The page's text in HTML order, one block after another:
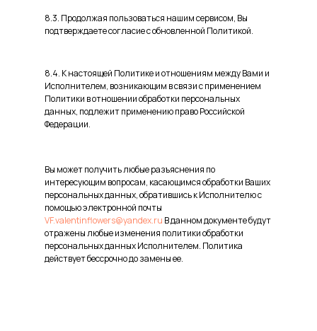
8.3. Продолжая пользоваться нашим сервисом, Вы
подтверждаете согласие с обновленной Политикой.
8.4. К настоящей Политике и отношениям между Вами и
Исполнителем, возникающим в связи с применением
Политики в отношении обработки персональных
данных, подлежит применению право Российской
Федерации.
Вы может получить любые разъяснения по
интересующим вопросам, касающимся обработки Ваших
персональных данных, обратившись к Исполнителю с
помощью электронной почты
VF.valentinflowers@yandex.ru В данном документе будут
отражены любые изменения политики обработки
персональных данных Исполнителем. Политика
действует бессрочно до замены ее.